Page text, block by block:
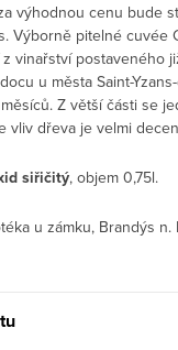
výhodnou cenu bude
Výborně pitelné cuvée
vinařství postaveného
u města Saint-
Z větší části se
vliv dřeva je velmi
siřičitý, objem 0,75l.
u zámku, Brandýs n.